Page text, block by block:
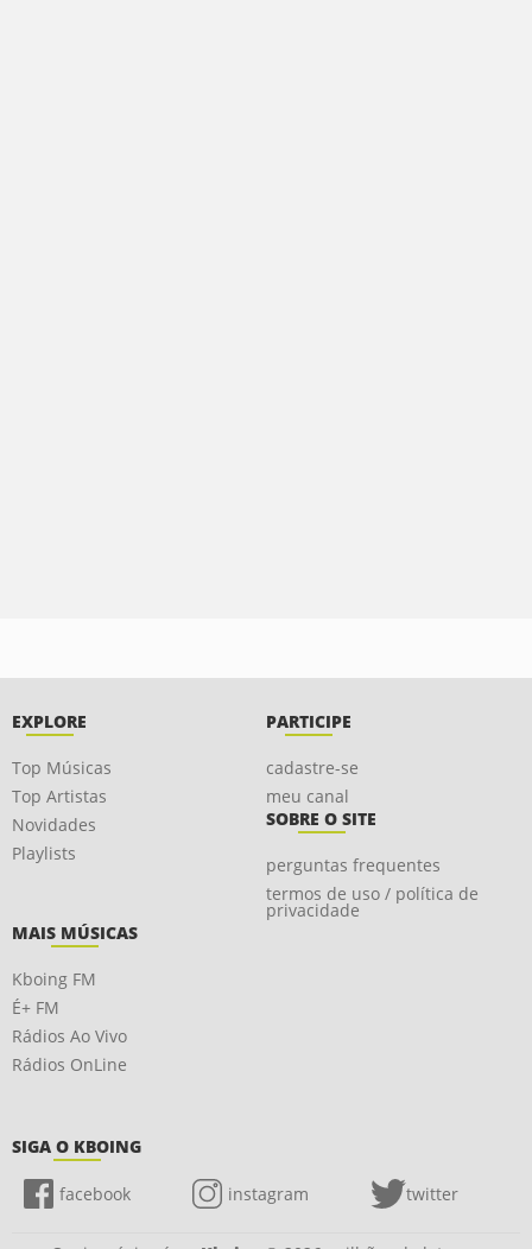
EXPLORE
Top Músicas
Top Artistas
Novidades
Playlists
PARTICIPE
cadastre-se
meu canal
SOBRE O SITE
perguntas frequentes
termos de uso / política de
privacidade
MAIS MÚSICAS
Kboing FM
É+ FM
Rádios Ao Vivo
Rádios OnLine
SIGA O KBOING
facebook instagram twitter